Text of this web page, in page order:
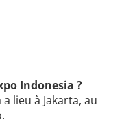
Indonesia ?
lieu à Jakarta, au